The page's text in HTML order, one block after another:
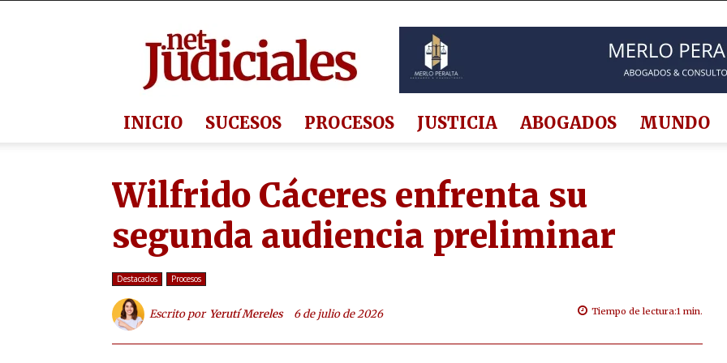
INICIO SUCESOS PROCESOS JUSTICIA ABOGADOS MUNDO
Wilfrido Cáceres enfrenta su
segunda audiencia preliminar
Destacados Procesos
Escrito por Yerutí Mereles 6 de julio de 2026 Tiempo de lectura:1 min.